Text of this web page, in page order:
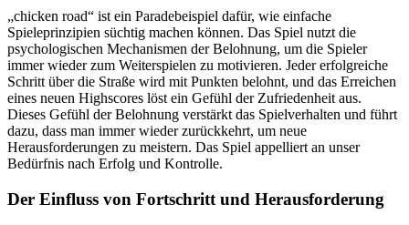
„chicken road“ ist ein Paradebeispiel dafür, wie einfache
Spieleprinzipien süchtig machen können. Das Spiel nutzt die
psychologischen Mechanismen der Belohnung, um die Spieler
immer wieder zum Weiterspielen zu motivieren. Jeder erfolgreiche
Schritt über die Straße wird mit Punkten belohnt, und das Erreichen
eines neuen Highscores löst ein Gefühl der Zufriedenheit aus.
Dieses Gefühl der Belohnung verstärkt das Spielverhalten und führt
dazu, dass man immer wieder zurückkehrt, um neue
Herausforderungen zu meistern. Das Spiel appelliert an unser
Bedürfnis nach Erfolg und Kontrolle.
Der Einfluss von Fortschritt und Herausforderung